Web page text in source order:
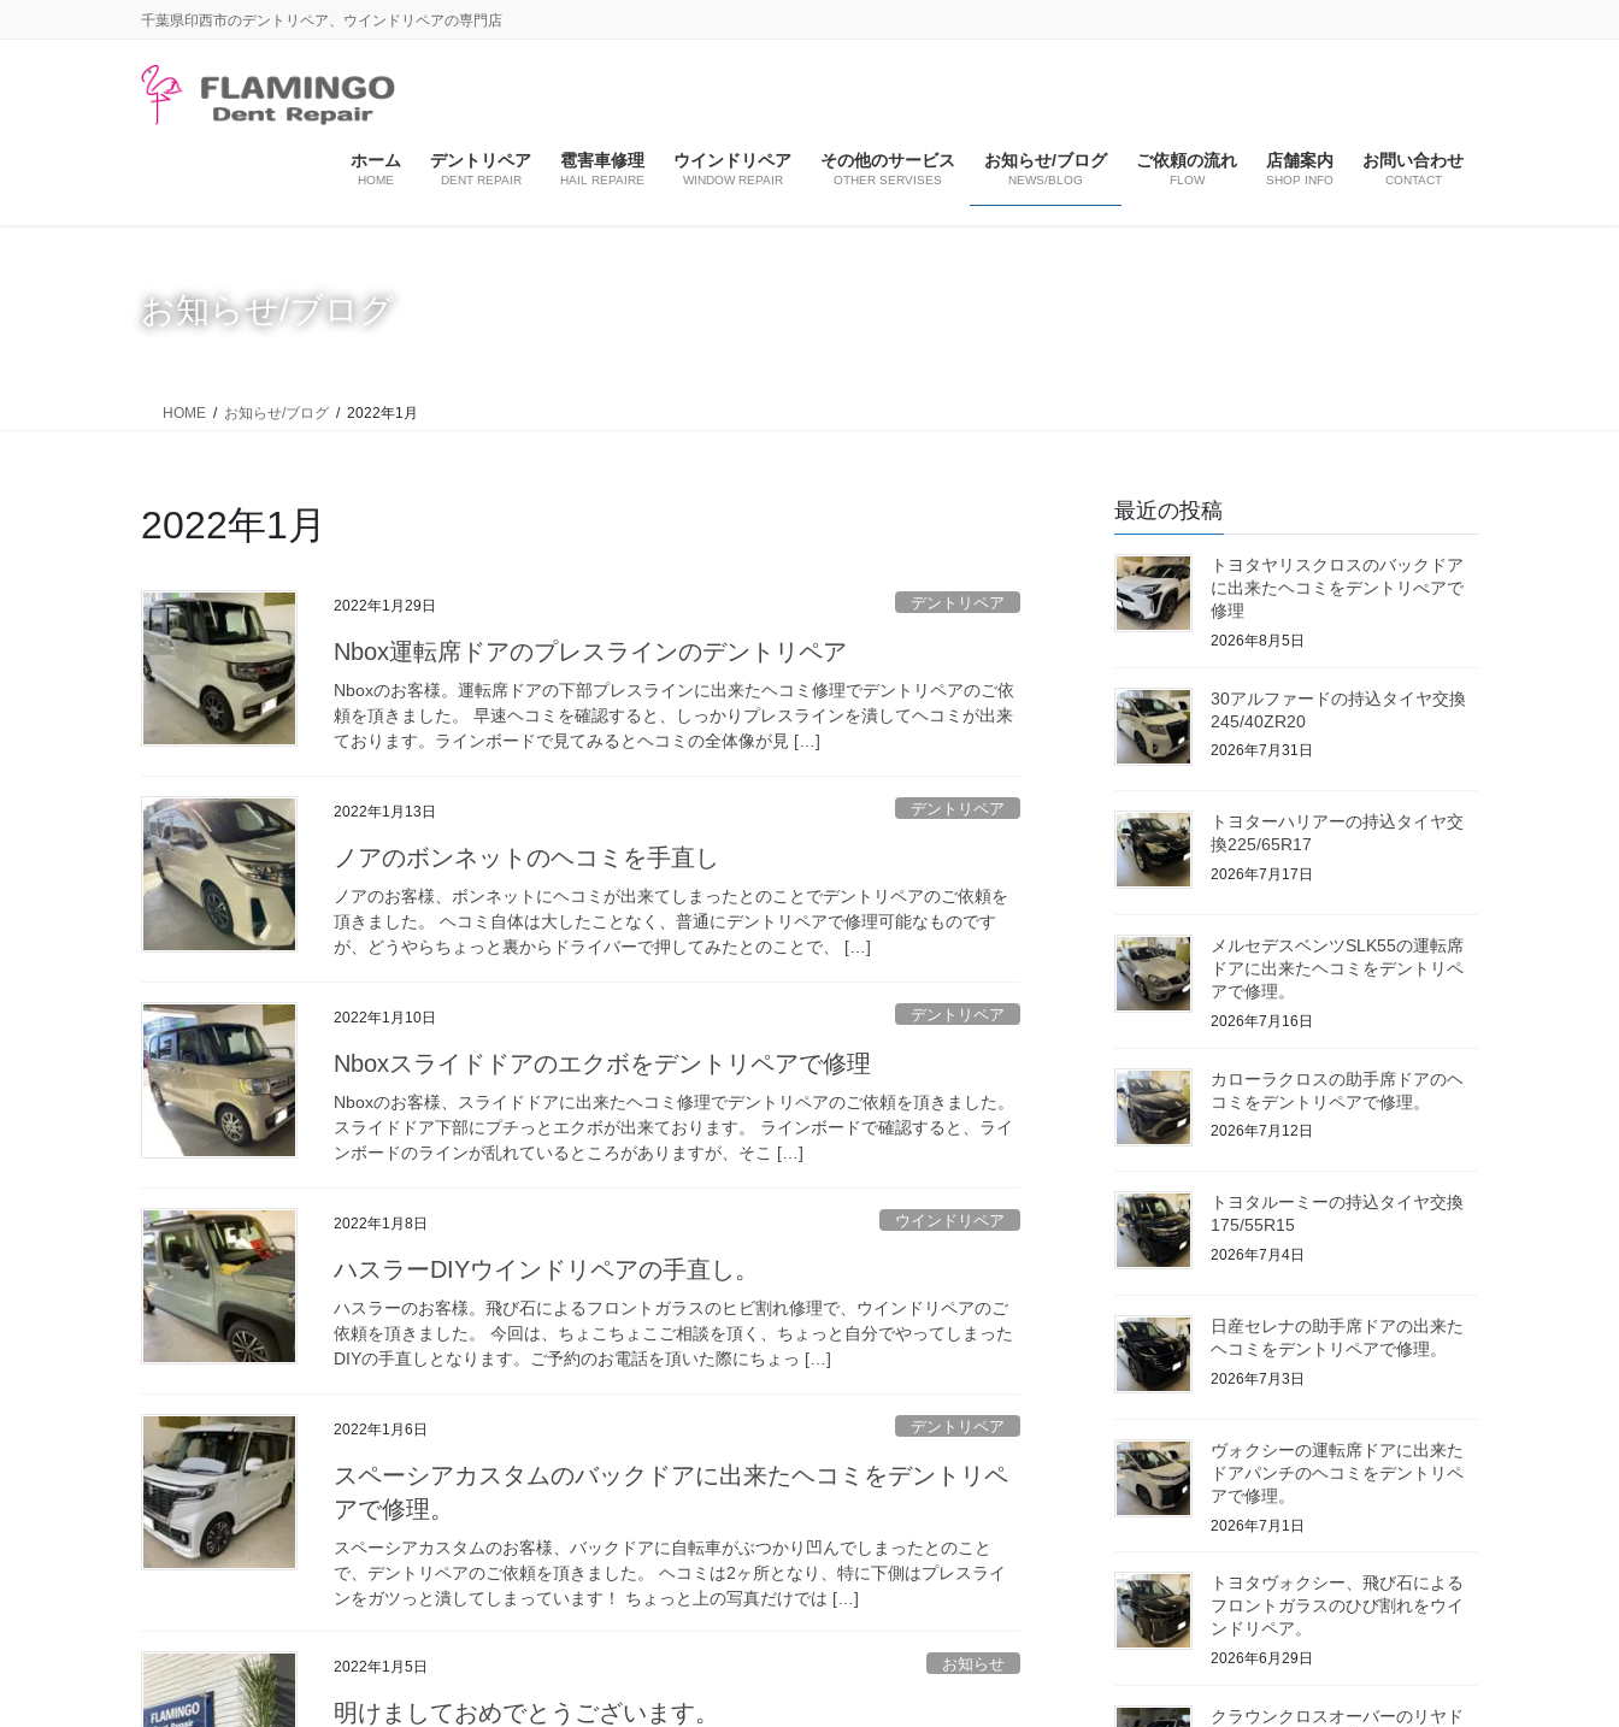
千葉県印西市のデントリペア、ウインドリペアの専門店
ホーム
HOME
デントリペア
DENT REPAIR
雹害車修理
HAIL REPAIRE
ウインドリペア
WINDOW REPAIR
その他のサービス
OTHER SERVISES
お知らせ/ブログ
NEWS/BLOG
ご依頼の流れ
FLOW
店舗案内
SHOP INFO
お問い合わせ
CONTACT
お知らせ/ブログ
HOME お知らせ/ブログ 2022年1月
2022年1月
2022年1月29日 デントリペア
Nbox運転席ドアのプレスラインのデントリペア
Nboxのお客様。運転席ドアの下部プレスラインに出来たヘコミ修理でデントリペアのご依
頼を頂きました。 早速ヘコミを確認すると、しっかりプレスラインを潰してヘコミが出来
ております。ラインボードで見てみるとヘコミの全体像が見 […]
2022年1月13日 デントリペア
ノアのボンネットのヘコミを手直し
ノアのお客様、ボンネットにヘコミが出来てしまったとのことでデントリペアのご依頼を
頂きました。 ヘコミ自体は大したことなく、普通にデントリペアで修理可能なものです
が、どうやらちょっと裏からドライバーで押してみたとのことで、 […]
2022年1月10日 デントリペア
Nboxスライドドアのエクボをデントリペアで修理
Nboxのお客様、スライドドアに出来たヘコミ修理でデントリペアのご依頼を頂きました。
スライドドア下部にプチっとエクボが出来ております。 ラインボードで確認すると、ライ
ンボードのラインが乱れているところがありますが、そこ […]
2022年1月8日 ウインドリペア
ハスラーDIYウインドリペアの手直し。
ハスラーのお客様。飛び石によるフロントガラスのヒビ割れ修理で、ウインドリペアのご
依頼を頂きました。 今回は、ちょこちょこご相談を頂く、ちょっと自分でやってしまった
DIYの手直しとなります。ご予約のお電話を頂いた際にちょっ […]
2022年1月6日 デントリペア
スペーシアカスタムのバックドアに出来たヘコミをデントリペ
アで修理。
スペーシアカスタムのお客様、バックドアに自転車がぶつかり凹んでしまったとのこと
で、デントリペアのご依頼を頂きました。 ヘコミは2ヶ所となり、特に下側はプレスライ
ンをガツっと潰してしまっています！ ちょっと上の写真だけでは […]
2022年1月5日 お知らせ
明けましておめでとうございます。
最近の投稿
トヨタヤリスクロスのバックドア
に出来たヘコミをデントリぺアで
修理
2026年8月5日
30アルファードの持込タイヤ交換
245/40ZR20
2026年7月31日
トヨターハリアーの持込タイヤ交
換225/65R17
2026年7月17日
メルセデスベンツSLK55の運転席
ドアに出来たヘコミをデントリペ
アで修理。
2026年7月16日
カローラクロスの助手席ドアのヘ
コミをデントリペアで修理。
2026年7月12日
トヨタルーミーの持込タイヤ交換
175/55R15
2026年7月4日
日産セレナの助手席ドアの出来た
ヘコミをデントリペアで修理。
2026年7月3日
ヴォクシーの運転席ドアに出来た
ドアパンチのヘコミをデントリペ
アで修理。
2026年7月1日
トヨタヴォクシー、飛び石による
フロントガラスのひび割れをウイ
ンドリペア。
2026年6月29日
クラウンクロスオーバーのリヤド